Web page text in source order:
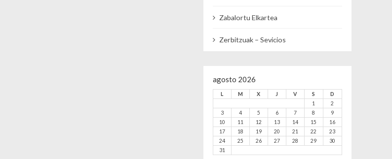
Zabalortu Elkartea
Zerbitzuak – Sevicios
agosto 2026
L M X J V S
D
1
2
3
4 5 6 7 8
9
10
11 12 13 14 15
16
17
18 19 20 21 22
23
24
25 26 27 28 29
30
31